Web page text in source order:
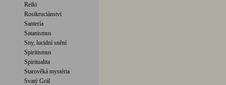
Reiki
Rosikruciánství
Santería
Satanismus
Sny, lucidní snění
Spiritismus
Spiritualita
Starověká mystéria
Svatý Grál